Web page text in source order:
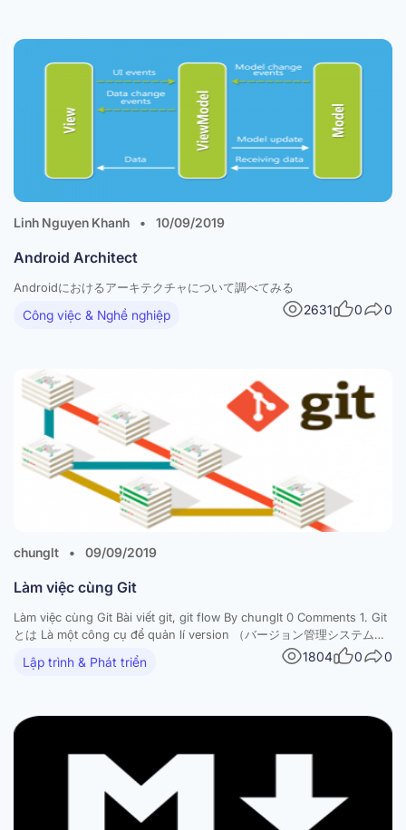
Linh Nguyen Khanh • 10/09/2019
Android Architect
Androidにおけるアーキテクチャについて調べてみる
Công việc & Nghề nghiệp 2631 0 0
chunglt • 09/09/2019
Làm việc cùng Git
Làm việc cùng Git Bài viết git, git flow By chunglt 0 Comments 1. Git
とは Là một công cụ để quản lí version （バージョン管理システム）
Git giúp quản lí lịch sử sửa đổi của file bất cứ khi nào. Có thể xem
lại toàn bộ lịch sử edit của file Có…
Lập trình & Phát triển 1804 0 0